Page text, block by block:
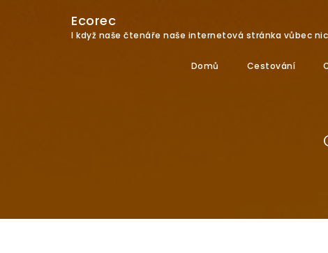
Ecorec
I když naše čtenáře naše internetová stránka vůbec
Domů Cestování